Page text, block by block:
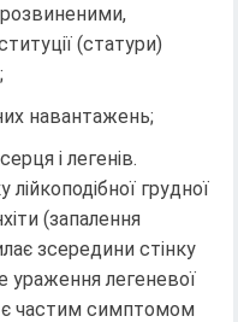
(статури)
навантажень;
і легенів.
грудної
(запалення
зсередини стінку
ураження легеневої
є частим симптомом